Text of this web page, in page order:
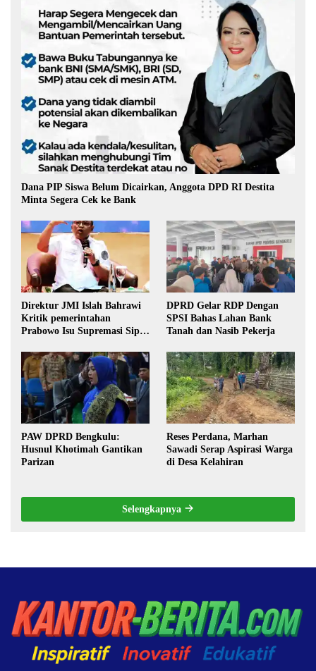
Dana PIP Siswa Belum Dicairkan, Anggota DPD RI Destita
Minta Segera Cek ke Bank
Direktur JMI Islah Bahrawi
Kritik pemerintahan
Prabowo Isu Supremasi Sipil,
Pilkada oleh DPRD
DPRD Gelar RDP Dengan
SPSI Bahas Lahan Bank
Tanah dan Nasib Pekerja
PAW DPRD Bengkulu:
Husnul Khotimah Gantikan
Parizan
Reses Perdana, Marhan
Sawadi Serap Aspirasi Warga
di Desa Kelahiran
Selengkapnya